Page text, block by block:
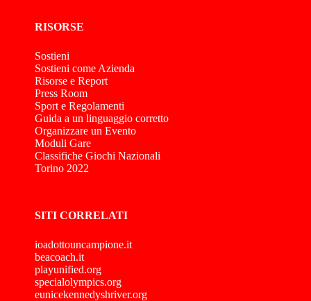
RISORSE
Sostieni
Sostieni come Azienda
Risorse e Report
Press Room
Sport e Regolamenti
Guida a un linguaggio corretto
Organizzare un Evento
Moduli Gare
Classifiche Giochi Nazionali
Torino 2022
SITI CORRELATI
ioadottouncampione.it
beacoach.it
playunified.org
specialolympics.org
eunicekennedyshriver.org